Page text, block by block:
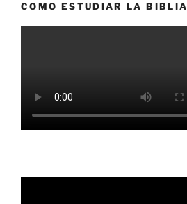
COMO ESTUDIAR LA BIBLIA